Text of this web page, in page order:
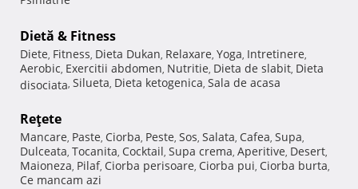
Dietă & Fitness
Diete, Fitness, Dieta Dukan, Relaxare, Yoga, Intretinere,
Aerobic, Exercitii abdomen, Nutritie, Dieta de slabit, Dieta
disociata, Silueta, Dieta ketogenica, Sala de acasa
Reţete
Mancare, Paste, Ciorba, Peste, Sos, Salata, Cafea, Supa,
Dulceata, Tocanita, Cocktail, Supa crema, Aperitive, Desert,
Maioneza, Pilaf, Ciorba perisoare, Ciorba pui, Ciorba burta,
Ce mancam azi